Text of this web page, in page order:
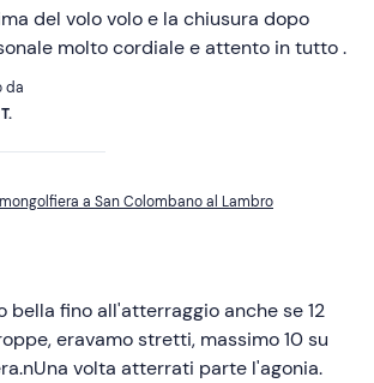
del volo volo e la chiusura dopo
molto cordiale e attento in tutto .
da
a San Colombano al Lambro
bella fino all'atterraggio anche se 12
eravamo stretti, massimo 10 su
volta atterrati parte l'agonia.